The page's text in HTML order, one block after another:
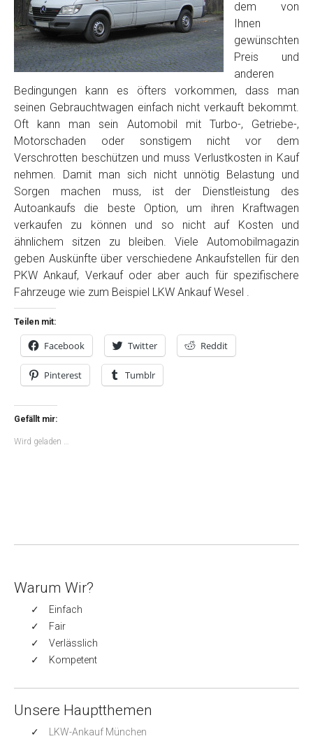
dem von
Ihnen
gewünschten
Preis und
anderen
Bedingungen kann es öfters vorkommen, dass man
seinen Gebrauchtwagen einfach nicht verkauft bekommt.
Oft kann man sein Automobil mit Turbo-, Getriebe-,
Motorschaden oder sonstigem nicht vor dem
Verschrotten beschützen und muss Verlustkosten in Kauf
nehmen. Damit man sich nicht unnötig Belastung und
Sorgen machen muss, ist der Dienstleistung des
Autoankaufs die beste Option, um ihren Kraftwagen
verkaufen zu können und so nicht auf Kosten und
ähnlichem sitzen zu bleiben. Viele Automobilmagazin
geben Auskünfte über verschiedene Ankaufstellen für den
PKW Ankauf, Verkauf oder aber auch für spezifischere
Fahrzeuge wie zum Beispiel LKW Ankauf Wesel .
Teilen mit:
Facebook Twitter Reddit
Pinterest Tumblr
Gefällt mir:
Wird geladen …
Warum Wir?
Einfach
Fair
Verlässlich
Kompetent
Unsere Hauptthemen
LKW-Ankauf München